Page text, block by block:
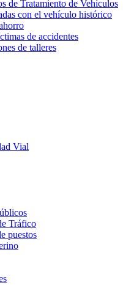
de Tratamiento de Vehículos
con el vehículo histórico
de accidentes
de talleres
Vial
Tráfico
puestos